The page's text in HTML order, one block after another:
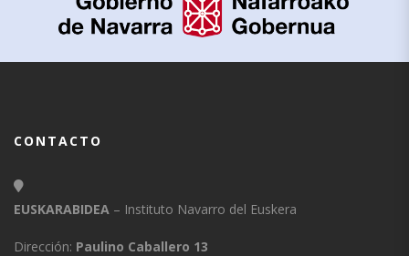
CONTACTO
EUSKARABIDEA – Instituto Navarro del Euskera
Dirección: Paulino Caballero 13